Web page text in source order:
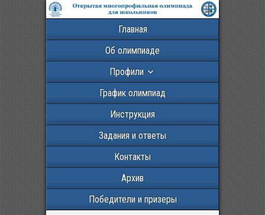
Главная
Об олимпиаде
Профили
График олимпиад
Инструкция
Задания и ответы
Контакты
Архив
Победители и призеры